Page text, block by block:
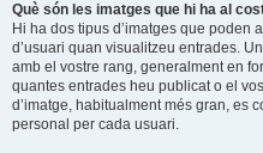
Què són les imatges que hi ha al
Hi ha dos tipus d’imatges que poden
d’usuari quan visualitzeu entrades.
amb el vostre rang, generalment en
quantes entrades heu publicat o el
d’imatge, habitualment més gran, es
personal per cada usuari.